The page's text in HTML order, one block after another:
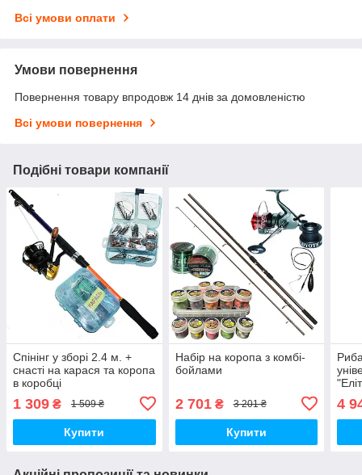
Всі умови оплати
Умови повернення
Повернення товару впродовж 14 днів за домовленістю
Всі умови повернення
Подібні товари компанії
Спінінг у зборі 2.4 м. +
снасті на карася та коропа
в коробці
1 309 ₴ 1 509 ₴
Купити
Набір на коропа з комбі-
бойлами
2 701₴ 3 201 ₴
Купити
4